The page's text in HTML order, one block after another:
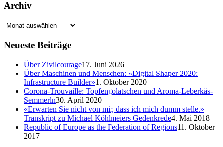
Archiv
Neueste Beiträge
Über Zivilcourage17. Juni 2026
Über Maschinen und Menschen: «Digital Shaper 2020:
Infrastructure Builder»1. Oktober 2020
Corona-Trouvaille: Topfengolatschen und Aroma-Leberkäs-
Semmerln30. April 2020
«Erwarten Sie nicht von mir, dass ich mich dumm stelle.»
Transkript zu Michael Köhlmeiers Gedenkrede4. Mai 2018
Republic of Europe as the Federation of Regions11. Oktober
2017